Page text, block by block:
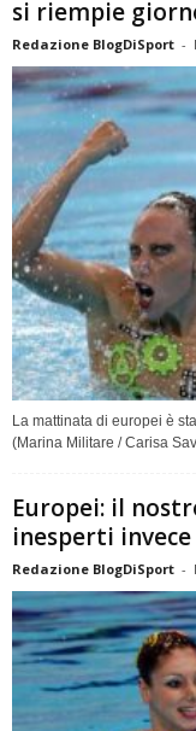
si riempie
Redazione BlogDiSport -
La mattinata di europei è
(Marina Militare / Carisa
Europei: il
inesperti invece
Redazione BlogDiSport -